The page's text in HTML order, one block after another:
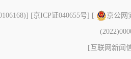
] [京ICP证040655号] [ 京公网
[ 互联网新闻